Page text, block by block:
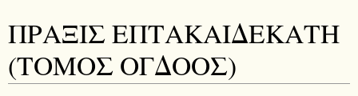
ΠΡΑΞΙΣ ΕΠΤΑΚΑΙΔΕΚΑΤΗ
(ΤΟΜΟΣ ΟΓΔΟΟΣ)